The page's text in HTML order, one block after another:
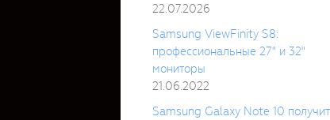
22.07.2026
Samsung ViewFinity S8:
профессиональные 27" и 32"
мониторы
21.06.2022
Samsung Galaxy Note 10 получит